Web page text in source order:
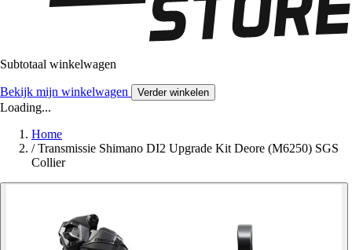
Subtotaal winkelwagen
Bekijk mijn winkelwagen Verder winkelen
Loading...
Home
/ Transmissie Shimano DI2 Upgrade Kit Deore (M6250) SGS
Collier